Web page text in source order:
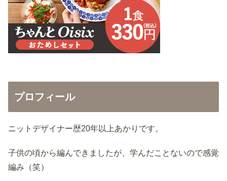
プロフィール
ニットデザイナー歴20年以上あかりです。
子供の頃から編んできましたが、学んだことないので感覚
編み（笑）